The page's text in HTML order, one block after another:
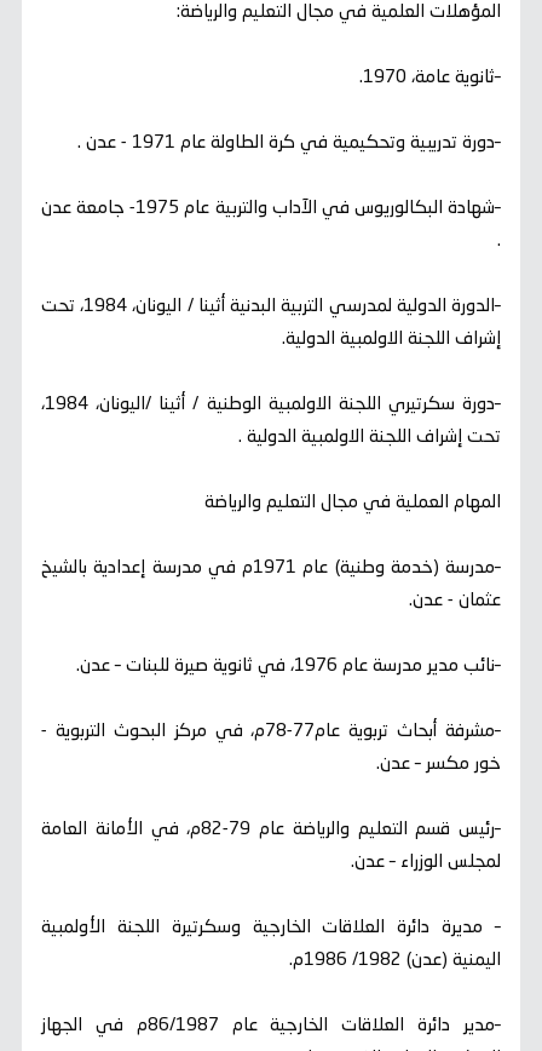
المؤهلات العلمية في مجال التعليم والرياضة:
–ثانوية عامة، 1970.
–دورة تدريبية وتحكيمية في كرة الطاولة عام 1971 - عدن .
–شهادة البكالوريوس في الآداب والتربية عام 1975- جامعة عدن
.
–الدورة الدولية لمدرسي التربية البدنية أثينا / اليونان، 1984، تحت
إشراف اللجنة الاولمبية الدولية.
–دورة سكرتيري اللجنة الاولمبية الوطنية / أثينا /اليونان، 1984،
تحت إشراف اللجنة الاولمبية الدولية .
المهام العملية في مجال التعليم والرياضة
–مدرسة (خدمة وطنية) عام 1971م في مدرسة إعدادية بالشيخ
عثمان - عدن.
–نائب مدير مدرسة عام 1976، في ثانوية صيرة للبنات – عدن.
–مشرفة أبحاث تربوية عام77-78م، في مركز البحوث التربوية -
خور مكسر – عدن.
–رئيس قسم التعليم والرياضة عام 79-82م، في الأمانة العامة
لمجلس الوزراء – عدن.
– مديرة دائرة العلاقات الخارجية وسكرتيرة اللجنة الأولمبية
اليمنية (عدن) 1982/ 1986م.
–مدير دائرة العلاقات الخارجية عام 86/1987م في الجهاز